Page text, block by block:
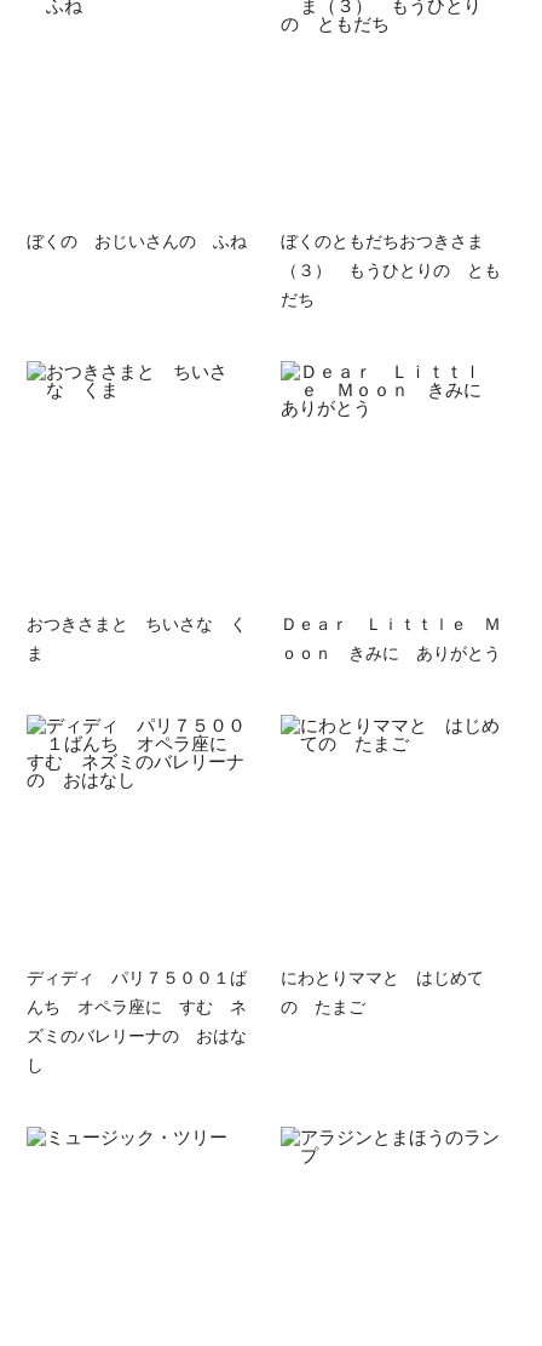
ぼくの おじいさんの ふね
ぼくのともだちおつきさま
（３） もうひとりの とも
だち
おつきさまと ちいさな く
ま
Ｄｅａｒ Ｌｉｔｔｌｅ Ｍ
ｏｏｎ きみに ありがとう
ディディ パリ７５００１ば
んち オペラ座に すむ ネ
ズミのバレリーナの おはな
し
にわとりママと はじめて
の たまご